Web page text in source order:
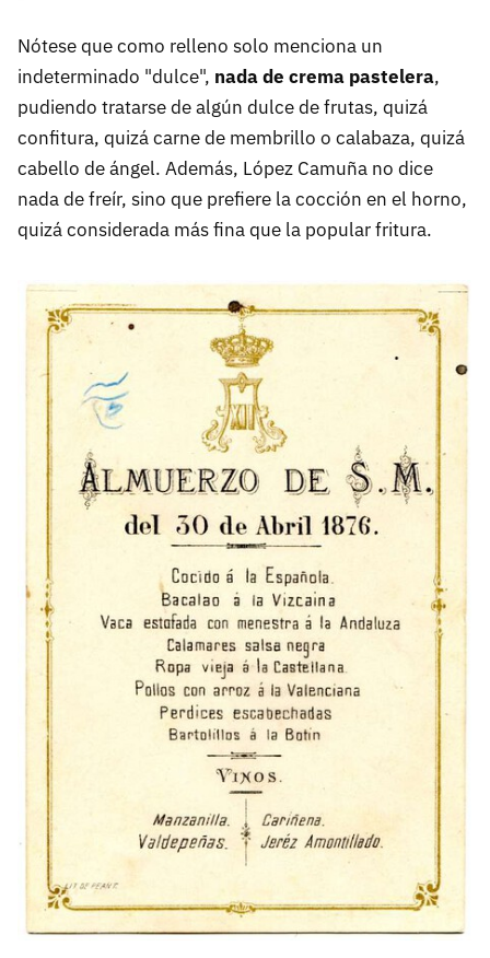
Nótese que como relleno solo menciona un
indeterminado "dulce", nada de crema pastelera,
pudiendo tratarse de algún dulce de frutas, quizá
confitura, quizá carne de membrillo o calabaza, quizá
cabello de ángel. Además, López Camuña no dice
nada de freír, sino que prefiere la cocción en el horno,
quizá considerada más fina que la popular fritura.